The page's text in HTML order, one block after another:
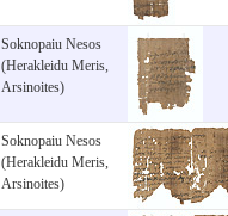
Soknopaiu Nesos
(Herakleidu Meris,
Arsinoites)
Soknopaiu Nesos
(Herakleidu Meris,
Arsinoites)